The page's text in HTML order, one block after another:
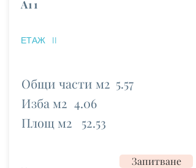
А11
II
ЕТАЖ
Общи части м2
Изба м2
Площ м2
5.57
4.06
52.53
Запитване